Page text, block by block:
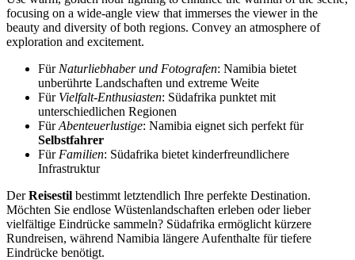
Für Naturliebhaber und Fotografen: Namibia bietet
unberührte Landschaften und extreme Weite
Für Vielfalt-Enthusiasten: Südafrika punktet mit
unterschiedlichen Regionen
FürAbenteuerlustige: Namibia eignet sich perfekt für
Selbstfahrer
Für Familien: Südafrika bietet kinderfreundlichere
Infrastruktur
DerReisestil bestimmt letztendlich Ihre perfekte Destination.
Möchten Sie endlose Wüstenlandschaften erleben oder lieber
vielfältige Eindrücke sammeln? Südafrika ermöglicht kürzere
Rundreisen, während Namibia längere Aufenthalte für tiefere
Eindrücke benötigt.